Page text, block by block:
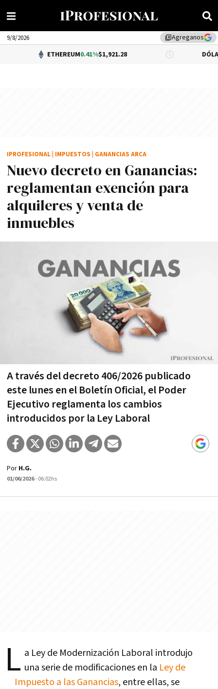
library_addAgreganos
9/8/2026
ETHEREUM 0.41%$1,921.28 DÓLAR BNA
Nuevo decreto en Ganancias:
reglamentan exención para
alquileres y venta de
inmuebles
A través del decreto 406/2026 publicado
este lunes en el Boletín Oficial, el Poder
Ejecutivo reglamenta los cambios
introducidos por la Ley Laboral
IPROFESIONAL IMPUESTOS GANANCIAS ARCA
Por H.G.
01/06/2026- 06:02hs
L a Ley de Modernización Laboral introdujo
una serie de modificaciones en la Ley de
Impuesto a las Ganancias, entre ellas, se